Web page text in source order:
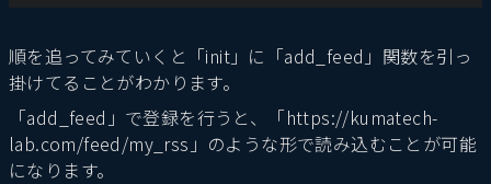
順を追ってみていくと「init」に「add_feed」関数を引っ
掛けてることがわかります。
「add_feed」で登録を行うと、「https://kumatech-
lab.com/feed/my_rss」のような形で読み込むことが可能
になります。